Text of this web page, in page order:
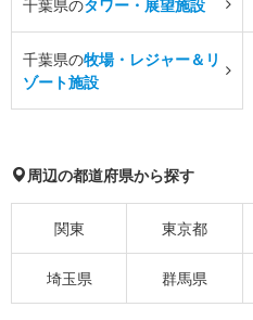
千葉県のタワー・展望施設
千葉県の牧場・レジャー＆リ
ゾート施設
周辺の都道府県から探す
関東 東京都
埼玉県 群馬県